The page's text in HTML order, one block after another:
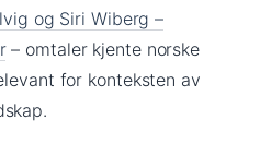
og Siri Wiberg –
– omtaler kjente norske
for konteksten av